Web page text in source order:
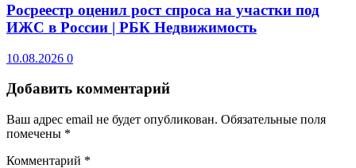
Росреестр оценил рост спроса на участки под
ИЖС в России | РБК Недвижимость
10.08.2026 0
Добавить комментарий
Ваш адрес email не будет опубликован. Обязательные поля
помечены *
Комментарий *